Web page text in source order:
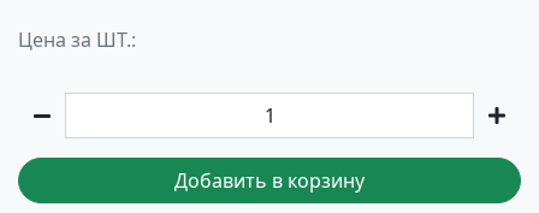
Цена за ШТ.:
Добавить в корзину